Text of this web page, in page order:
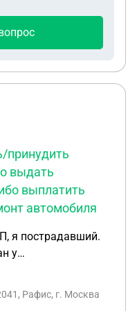
случилось беды! Он
принудить
выдать
выплатить
автомобиля
я пострадавший.
у
на него
на
Рафис, г. Москва